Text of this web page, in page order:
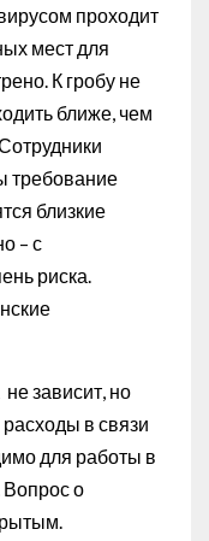
проходит
мест для
К гробу не
ближе, чем
требование
близкие
– с
риска.
зависит, но
в связи
для работы в
Вопрос о